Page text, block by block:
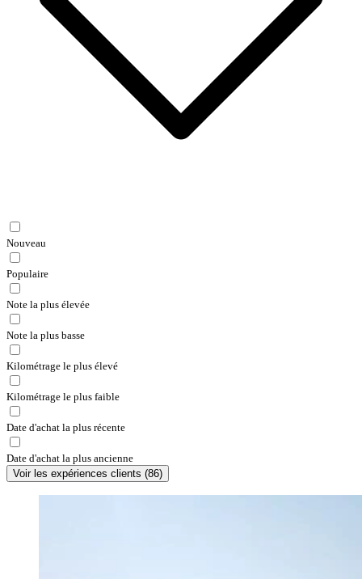
Nouveau
Populaire
Note la plus élevée
Note la plus basse
Kilométrage le plus élevé
Kilométrage le plus faible
Date d'achat la plus récente
Date d'achat la plus ancienne
Voir les expériences clients (86)